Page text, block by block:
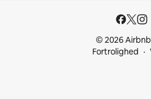
© 2026
Fortrolighed